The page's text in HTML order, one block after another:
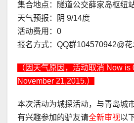
集合地点：隧道公交薛家岛枢纽
天气预报：阴 9/14度
活动费用：0
报名方式：QQ群104570942@花
（因天气原因，活动取消 Now is
November 21,2015.）
本次活动为城探活动，与青岛城
有兴趣参加的驴友请全新审视以